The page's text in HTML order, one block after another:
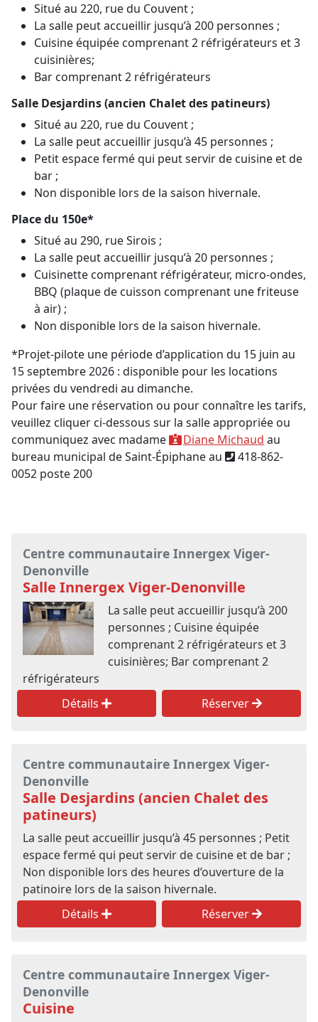
Situé au 220, rue du Couvent ;
La salle peut accueillir jusqu’à 200 personnes ;
Cuisine équipée comprenant 2 réfrigérateurs et 3
cuisinières;
Bar comprenant 2 réfrigérateurs
Salle Desjardins (ancien Chalet des patineurs)
Situé au 220, rue du Couvent ;
La salle peut accueillir jusqu’à 45 personnes ;
Petit espace fermé qui peut servir de cuisine et de
bar ;
Non disponible lors de la saison hivernale.
Place du 150e*
Situé au 290, rue Sirois ;
La salle peut accueillir jusqu’à 20 personnes ;
Cuisinette comprenant réfrigérateur, micro-ondes,
BBQ (plaque de cuisson comprenant une friteuse
à air) ;
Non disponible lors de la saison hivernale.
*Projet-pilote une période d’application du 15 juin au
15 septembre 2026 : disponible pour les locations
privées du vendredi au dimanche.
Pour faire une réservation ou pour connaître les tarifs,
veuillez cliquer ci-dessous sur la salle appropriée ou
communiquez avec madame
Diane Michaud au
bureau municipal de Saint-Épiphane au
418-862-
0052 poste 200
Centre communautaire Innergex Viger-
Denonville
Salle Innergex Viger-Denonville
La salle peut accueillir jusqu’à 200
personnes ; Cuisine équipée
comprenant 2 réfrigérateurs et 3
cuisinières; Bar comprenant 2
réfrigérateurs
Détails
Réserver
Centre communautaire Innergex Viger-
Denonville
Salle Desjardins (ancien Chalet des
patineurs)
La salle peut accueillir jusqu’à 45 personnes ; Petit
espace fermé qui peut servir de cuisine et de bar ;
Non disponible lors des heures d’ouverture de la
patinoire lors de la saison hivernale.
Détails
Réserver
Centre communautaire Innergex Viger-
Denonville
Cuisine